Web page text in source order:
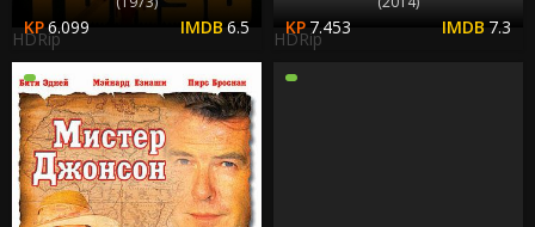
6.099 6.5
HDRip
7.453 7.3
HDRip